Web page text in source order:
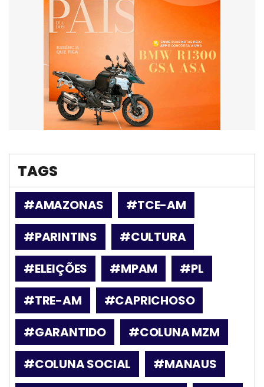
TAGS
#AMAZONAS
#TCE-AM
#PARINTINS
#CULTURA
#ELEIÇÕES
#MPAM
#PL
#TRE-AM
#CAPRICHOSO
#GARANTIDO
#COLUNA MZM
#COLUNA SOCIAL
#MANAUS